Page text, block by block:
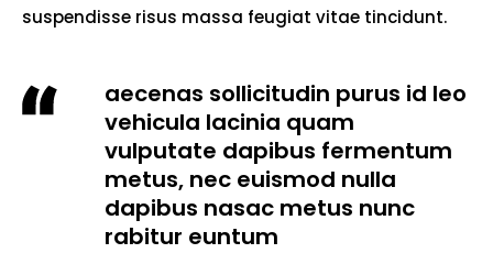
suspendisse risus massa feugiat vitae tincidunt.
aecenas sollicitudin purus id leo
vehicula lacinia quam
vulputate dapibus fermentum
metus, nec euismod nulla
dapibus nasac metus nunc
rabitur euntum